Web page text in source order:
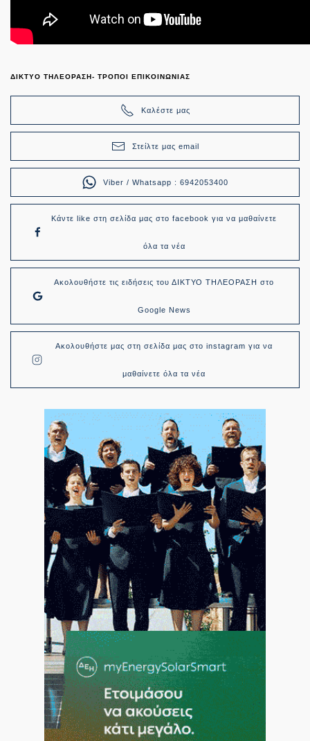
ΔΙΚΤΥΟ ΤΗΛΕΟΡΑΣΗ- ΤΡΟΠΟΙ ΕΠΙΚΟΙΝΩΝΙΑΣ
Καλέστε μας
Στείλτε μας email
Viber / Whatsapp : 6942053400
Κάντε like στη σελίδα μας στο facebook για να μαθαίνετε
όλα τα νέα
Ακολουθήστε τις ειδήσεις του ΔΙΚΤΥΟ ΤΗΛΕΟΡΑΣΗ στο
Google News
Ακολουθήστε μας στη σελίδα μας στο instagram για να
μαθαίνετε όλα τα νέα